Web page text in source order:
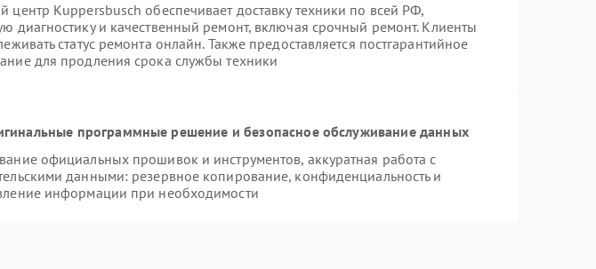
центр Kuppersbusch обеспечивает доставку техники по всей РФ,
диагностику и качественный ремонт, включая срочный ремонт. Клиенты
статус ремонта онлайн. Также предоставляется постгарантийное
для продления срока службы техники
программные решение и безопасное обслуживание данных
официальных прошивок и инструментов, аккуратная работа с
данными: резервное копирование, конфиденциальность и
информации при необходимости